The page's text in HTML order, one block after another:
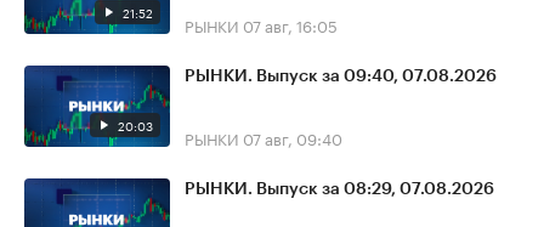
21:52 РЫНКИ 07 авг, 16:05
20:03
РЫНКИ. Выпуск за 09:40, 07.08.2026
РЫНКИ 07 авг, 09:40
РЫНКИ. Выпуск за 08:29, 07.08.2026